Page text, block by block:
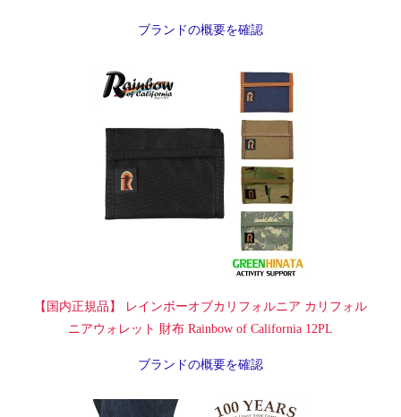
ブランドの概要を確認
【国内正規品】 レインボーオブカリフォルニア カリフォル
ニアウォレット 財布 Rainbow of California 12PL
ブランドの概要を確認